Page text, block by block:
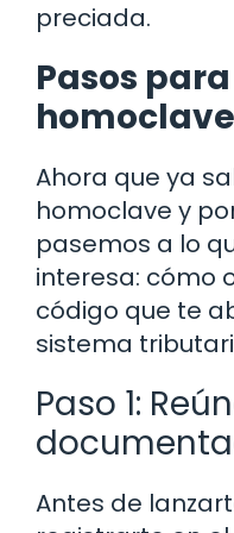
preciada.
Pasos
Ahora que ya
homoclave y
pasemos a lo
interesa: cómo
código que te
sistema
Paso 1:
Antes de